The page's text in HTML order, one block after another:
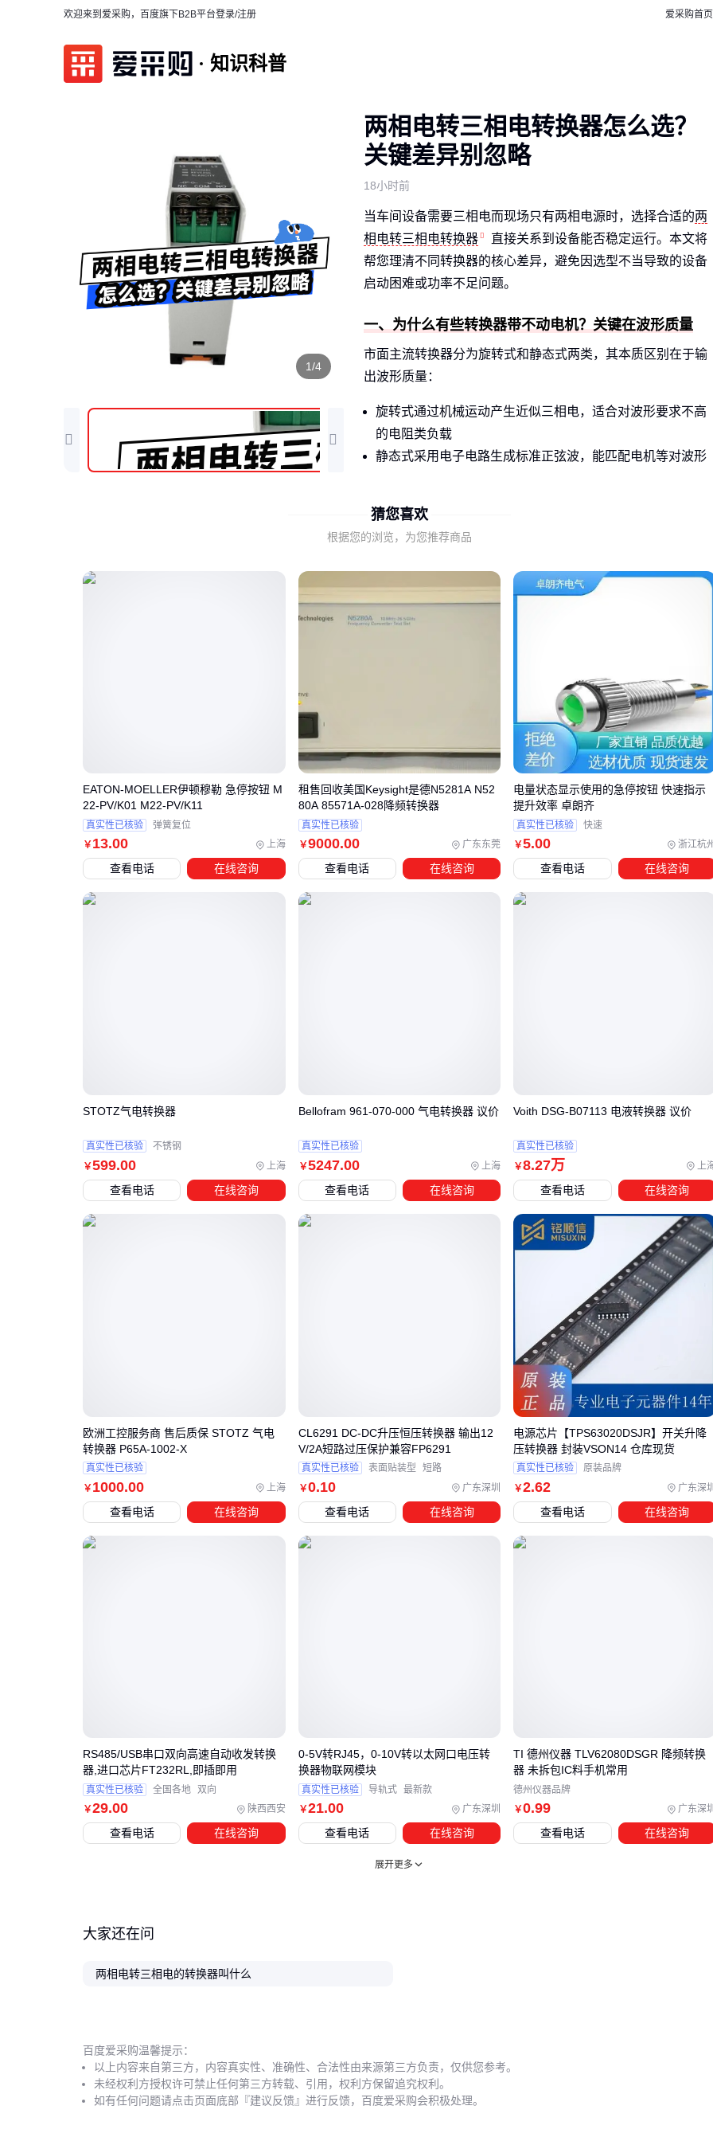
欢迎来到爱采购，百度旗下B2B平台登录/注册 爱采购首页
知识科普
1/4
两相电转三相电转换器怎么选？
关键差异别忽略
18小时前
当车间设备需要三相电而现场只有两相电源时，选择合适的两
相电转三相电转换器
直接关系到设备能否稳定运行。本文将
帮您理清不同转换器的核心差异，避免因选型不当导致的设备
启动困难或功率不足问题。
一、为什么有些转换器带不动电机？关键在波形质量
市面主流转换器分为旋转式和静态式两类，其本质区别在于输
出波形质量：
旋转式通过机械运动产生近似三相电，适合对波形要求不高
的电阻类负载
静态式采用电子电路生成标准正弦波，能匹配电机等对波形
若用旋转式转换器驱动精密机床，可能出现转速不稳或异常发
热，这正是波形畸变导致的典型问题。而静态式转换器虽然成
选购时需明确负载特性：电焊机、压缩机等设备建议优先考虑
带软启动功能的静态式转换器，而照明、加热等简单负载可选
转换器的持续运行功率和瞬时过载能力是两个常被混淆的参
数。电机类设备启动时电流可达额定值的数倍，若转换器过载
能力不足，即使标称功率匹配仍会导致跳闸保护。
工业场景应特别关注：
频繁启停的设备需选择过载能力更强的型号
长时间连续运行的转换器需留出功率余量
多设备并联时需考虑相位平衡问题
家庭用户若偶尔使用小型三相工具，选择基础款
工业场景往往需要长时间连续工作，如机床、空压机等设
对于家庭用户，纯正弦波输出的转换器能更好兼容敏感电器，
但不必追求过高功率储备。而工业场景中，建议选择比设备额
若需同时为多台设备供电，还需注意转换器的三相平衡输出能
采用模块化设计，可通
过并联扩展功率，更适合车间集中供电需求。
最后要考虑的是防护等级和配套电路。潮湿或多尘环境应选择
密封性更好的机型，同时务必配置匹配的断路器和稳压装置，
这是很多用户容易忽略的关键环节。
四、为什么只买主机可能埋下隐患？
许多用户在采购两相电转三相电转换器时，往往只关注主机性
能参数，却忽略了配套保护装置的重要性。实际使用中，缺乏
、过载保护器等关键配件可能导致无法实时监测
电压波动，或在设备启动电流过大时失去保护。
核心配套设备可分为三类：
动断电保护。选购时建议预留20%的接口余量，方便后续扩展
监测模块。
五、安装后性能不稳定？可能是这些细节没做好
转换器安装位置直接影响散热效果和运行稳定性。潮湿环境需
加装防水罩，密闭空间要预留散热通道。实际案例显示，加装
临时增加负载时，务必先确认
曾有用户因直接接入大功率设备导致接触器触点熔焊，这种损
猜您喜欢
根据您的浏览，为您推荐商品
￥ 13.00 上海
EATON-MOELLER伊顿穆勒 急停按钮 M
22-PV/K01 M22-PV/K11
真实性已核验 弹簧复位
查看电话 在线咨询
￥9000.00 广东东莞
租售回收美国Keysight是德N5281A N52
80A 85571A-028降频转换器
真实性已核验
查看电话 在线咨询
￥5.00 浙江杭
电量状态显示使用的急停按钮 快速指示
提升效率 卓朗齐
真实性已核验 快速
查看电话 在线咨询
￥599.00 上海
STOTZ气电转换器
真实性已核验 不锈钢
查看电话 在线咨询
￥5247.00 上海
Bellofram 961-070-000 气电转换器 议价
真实性已核验
查看电话 在线咨询
￥8.27万 上
Voith DSG-B07113 电液转换器 议价
真实性已核验
查看电话 在线咨询
￥1000.00 上海
欧洲工控服务商 售后质保 STOTZ 气电
转换器 P65A-1002-X
真实性已核验
查看电话 在线咨询
￥0.10 广东深圳
CL6291 DC-DC升压恒压转换器 输出12
V/2A短路过压保护兼容FP6291
真实性已核验 表面贴装型 短路
查看电话 在线咨询
￥2.62 广东深
电源芯片【TPS63020DSJR】开关升降
压转换器 封装VSON14 仓库现货
真实性已核验 原装品牌
查看电话 在线咨询
￥29.00 陕西西安
RS485/USB串口双向高速自动收发转换
器,进口芯片FT232RL,即插即用
真实性已核验 全国各地 双向
查看电话 在线咨询
￥21.00 广东深圳
0-5V转RJ45，0-10V转以太网口电压转
换器物联网模块
真实性已核验 导轨式 最新款
查看电话 在线咨询
￥0.99 广东深
TI 德州仪器 TLV62080DSGR 降频转换
器 未拆包IC料手机常用
德州仪器品牌
查看电话 在线咨询
展开更多
大家还在问
两相电转三相电的转换器叫什么
百度爱采购温馨提示：
以上内容来自第三方，内容真实性、准确性、合法性由来源第三方负责，仅供您参考。
未经权利方授权许可禁止任何第三方转载、引用，权利方保留追究权利。
如有任何问题请点击页面底部『建议反馈』进行反馈，百度爱采购会积极处理。